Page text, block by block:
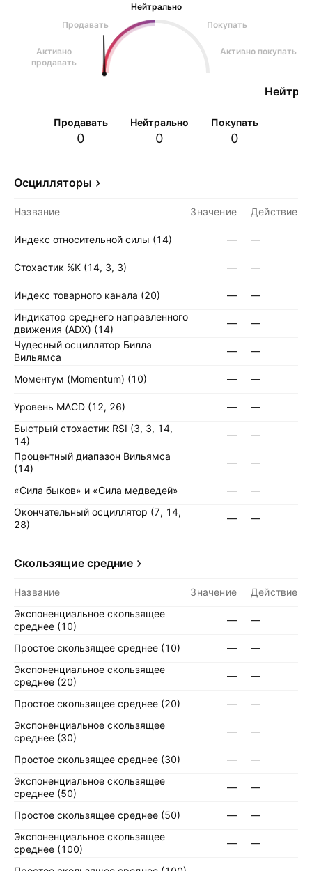
Нейтрально
Продавать
Покупать
Активно
продавать
Активно покупать
Продавать
0
Нейтрально
0
Покупать
0
Осцилляторы
Название Значение Действие
Индекс относительной силы (14) — —
Стохастик %K (14, 3, 3) — —
Индекс товарного канала (20) —
—
Индикатор среднего направленного
движения (ADX) (14)
—
—
Чудесный осциллятор Билла
Вильямса
— —
Моментум (Momentum) (10) — —
Уровень MACD (12, 26) —
—
Быстрый стохастик RSI (3, 3, 14,
14)
—
—
Процентный диапазон Вильямса
(14)
— —
«Сила быков» и «Сила медведей» —
—
Окончательный осциллятор (7, 14,
28)
— —
Скользящие средние
Название Значение
Действие
Экспоненциальное скользящее
среднее (10)
— —
Простое скользящее среднее (10) —
—
Экспоненциальное скользящее
среднее (20)
— —
Простое скользящее среднее (20) —
—
Экспоненциальное скользящее
среднее (30)
— —
Простое скользящее среднее (30) —
—
Экспоненциальное скользящее
среднее (50)
— —
Простое скользящее среднее (50) —
—
Экспоненциальное скользящее
среднее (100)
— —